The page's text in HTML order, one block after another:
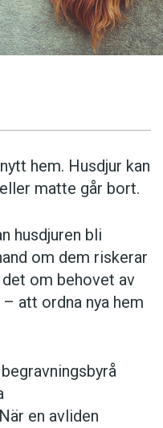
hem. Husdjur kan
matte går bort.
husdjuren bli
om dem riskerar
om behovet av
– att ordna nya hem
en avliden